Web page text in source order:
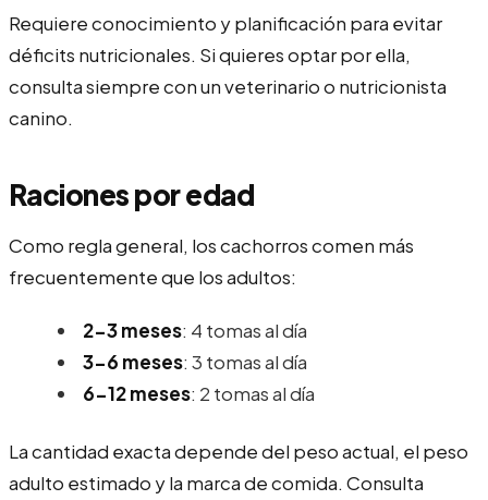
Requiere conocimiento y planificación para evitar
déficits nutricionales. Si quieres optar por ella,
consulta siempre con un veterinario o nutricionista
canino.
Raciones por edad
Como regla general, los cachorros comen más
frecuentemente que los adultos:
2-3 meses: 4 tomas al día
3-6 meses: 3 tomas al día
6-12 meses: 2 tomas al día
La cantidad exacta depende del peso actual, el peso
adulto estimado y la marca de comida. Consulta